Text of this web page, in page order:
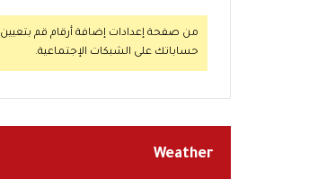
من صفحة إعدادات إضافة أرقام قم بتعيين
حساباتك على الشبكات الإجتماعية.
Weather